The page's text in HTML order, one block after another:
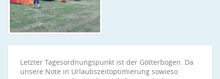
Letzter Tagesordnungspunkt ist der Götterbogen. Da
unsere Note in Urlaubszeitoptimierung sowieso